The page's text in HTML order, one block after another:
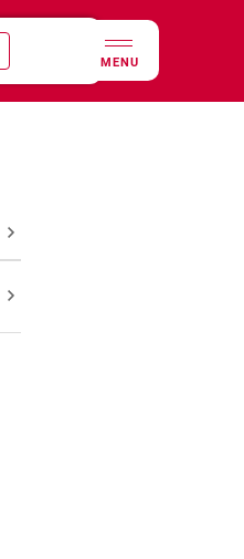
MENU